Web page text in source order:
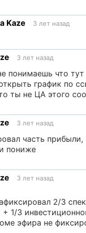
Kaze 3 лет назад
3 лет назад
понимаешь что тут
график по
ты не ЦА этого
3 лет назад
часть прибыли,
пониже
3 лет назад
2/3
+ 1/3
эфира не